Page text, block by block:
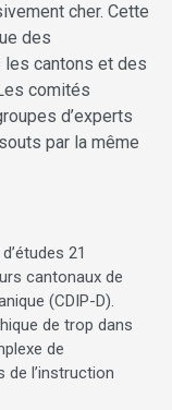
cher. Cette
des
les cantons et des
comités
d’experts
par la même
21
cantonaux de
(CDIP-D).
de trop dans
de
l’instruction